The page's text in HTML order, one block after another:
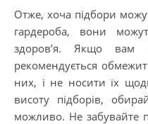
Отже, хоча підбори
гардероба, вони
здоров’я. Якщо вам
рекомендується
них, і не носити їх
висоту підборів,
можливо. Не забувайте